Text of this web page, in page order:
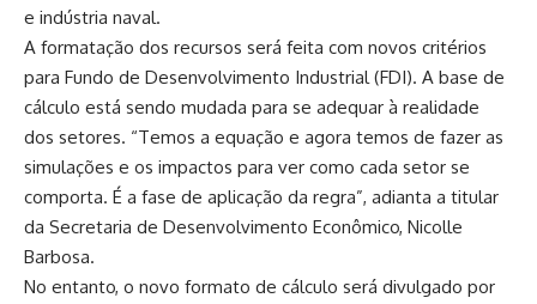
e indústria naval.
A formatação dos recursos será feita com novos critérios
para Fundo de Desenvolvimento Industrial (FDI). A base de
cálculo está sendo mudada para se adequar à realidade
dos setores. “Temos a equação e agora temos de fazer as
simulações e os impactos para ver como cada setor se
comporta. É a fase de aplicação da regra”, adianta a titular
da Secretaria de Desenvolvimento Econômico, Nicolle
Barbosa.
No entanto, o novo formato de cálculo será divulgado por